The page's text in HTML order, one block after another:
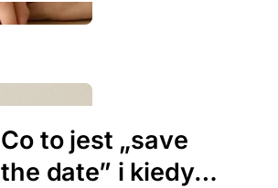
Co to jest „save
the date” i kiedy